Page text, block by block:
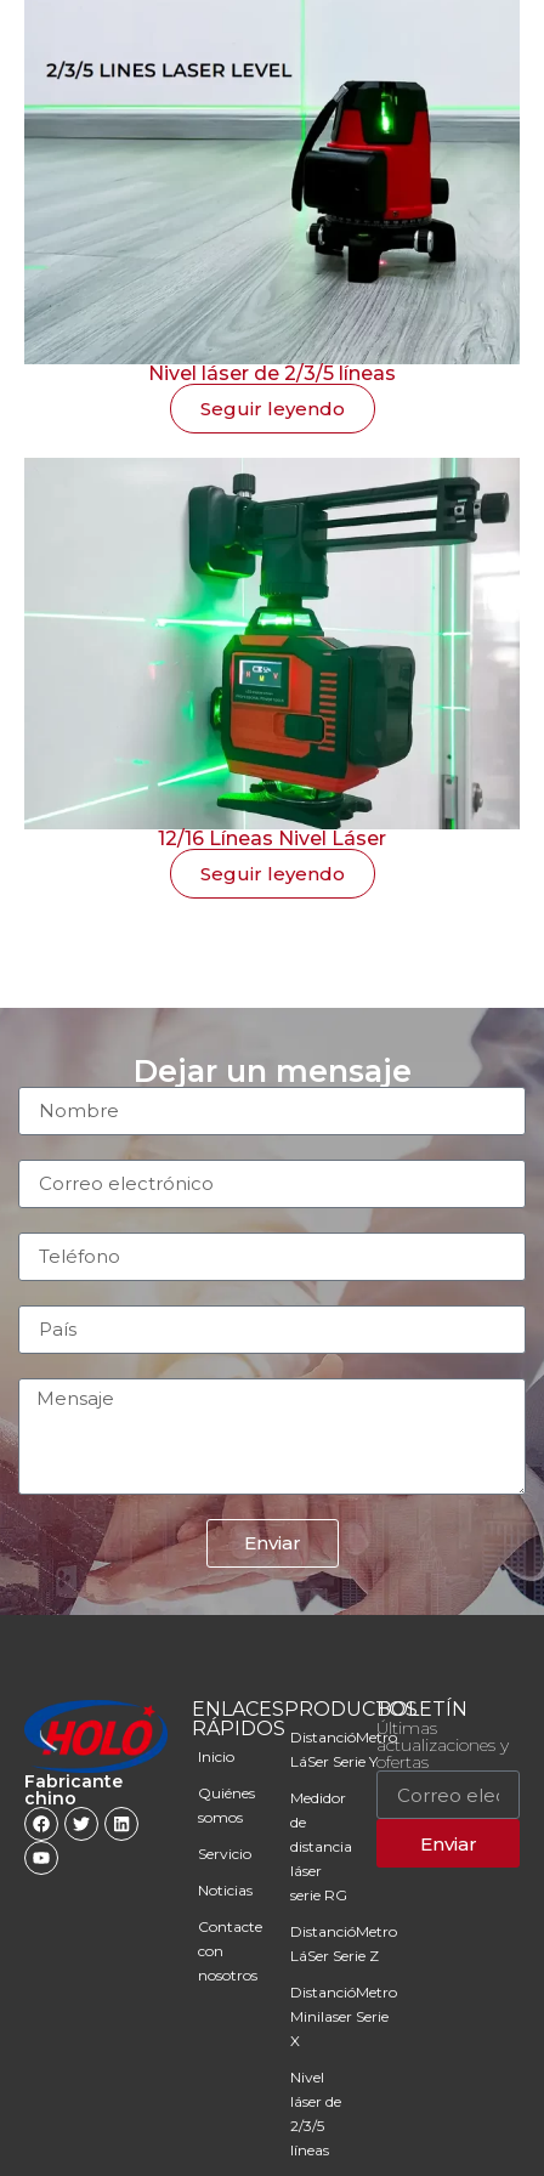
Nivel láser de 2/3/5 líneas
Seguir leyendo
12/16 Líneas Nivel Láser
Seguir leyendo
Dejar un mensaje
Enviar
Fabricante
chino
ENLACES
RÁPIDOS
Inicio
Quiénes
somos
Servicio
Noticias
Contacte
con
nosotros
PRODUCTOS
DistancióMetro
LáSer Serie Y
Medidor
de
distancia
láser
serie RG
DistancióMetro
LáSer Serie Z
DistancióMetro
Minilaser Serie
X
Nivel
láser de
2/3/5
líneas
BOLETÍN
Últimas
actualizaciones y
ofertas
Enviar